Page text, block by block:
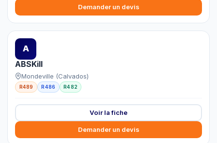
Demander un devis
A
ABSKill
Mondeville (Calvados)
R489 R486 R482
Voir la fiche
Demander un devis